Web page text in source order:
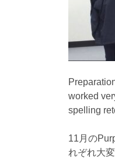
worked
spelling
11月の
れぞれ大